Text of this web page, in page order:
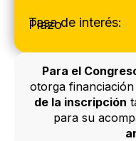
Tasa de interés:
Plazo
Para el
otorga
de la inscripción
para su